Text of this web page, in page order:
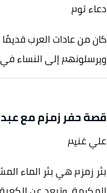
دعاء توم
كان من عادات العرب
ويرسلونهم إلى النساء
قصة حفر زمزم مع
علي غنيم
بئر زمزم هي بئر الماء